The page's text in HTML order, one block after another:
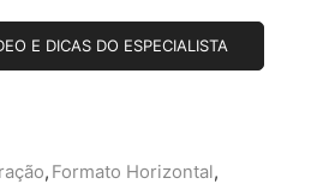
E DICAS DO ESPECIALISTA
, Formato Horizontal,